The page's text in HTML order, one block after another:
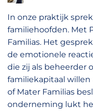
In onze praktijk
familiehoofden. Met
Familias. Het
de emotionele
die zij als beheerder
familiekapitaal willen
of Mater Familias
onderneming lukt